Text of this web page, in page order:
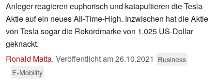
Anleger reagieren euphorisch und katapultieren die Tesla-
Aktie auf ein neues All-Time-High. Inzwischen hat die Aktie
von Tesla sogar die Rekordmarke von 1.025 US-Dollar
geknackt.
Ronald Matta, Veröffentlicht am26.10.2021 Business
E-Mobility